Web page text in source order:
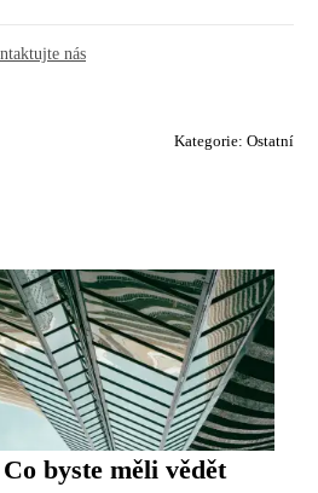
nás
Kategorie: Ostatní
byste měli vědět